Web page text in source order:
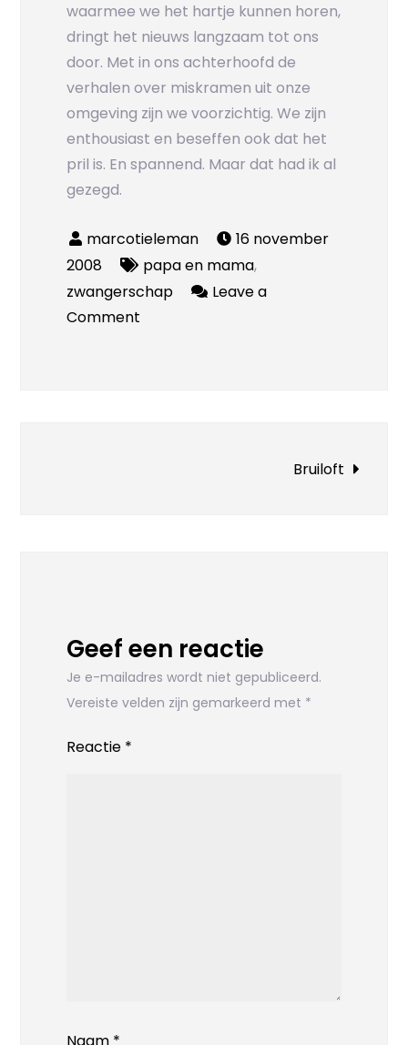
waarmee we het hartje kunnen horen,
dringt het nieuws langzaam tot ons
door. Met in ons achterhoofd de
verhalen over miskramen uit onze
omgeving zijn we voorzichtig. We zijn
enthousiast en beseffen ook dat het
pril is. En spannend. Maar dat had ik al
gezegd.
16 november
2008
papa en mama,
zwangerschap
Leave a
Comment
Bruiloft
Geef een reactie
Je e-mailadres wordt niet gepubliceerd.
Vereiste velden zijn gemarkeerd met *
Reactie *